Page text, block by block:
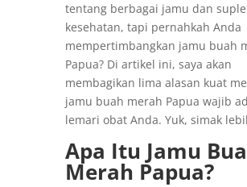
tentang berbagai jamu dan
kesehatan, tapi pernahkah Anda
mempertimbangkan jamu buah
Papua? Di artikel ini, saya akan
membagikan lima alasan kuat
jamu buah merah Papua wajib
lemari obat Anda. Yuk, simak
Apa Itu Jamu
Merah Papua?